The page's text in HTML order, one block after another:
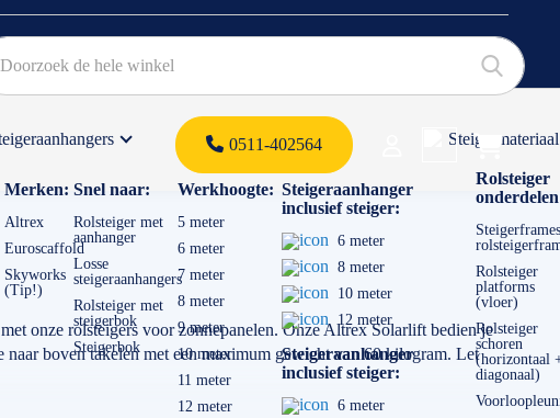
0511-402564
Merken:
Altrex
Euroscaffold
Skyworks
(Tip!)
Snel naar:
Rolsteiger met
aanhanger
Losse
steigeraanhangers
Rolsteiger met
steigerbok
Steigerbok
Werkhoogte:
5 meter
6 meter
7 meter
8 meter
9 meter
10 meter
11 meter
12 meter
Steigeraanhanger
inclusief steiger:
6 meter
8 meter
10 meter
12 meter
Steigeraanhanger
inclusief steiger:
6 meter
Steigermateriaal
Rolsteiger
Rolsteiger
platforms
(vloer)
Rolsteiger
schoren
(horizontaal
diagonaal)
onze rolsteigers voor zonnepanelen. Onze Altrex Solarlift bedien je
boven takelen met een maximum gewicht van 60 kilogram. Let